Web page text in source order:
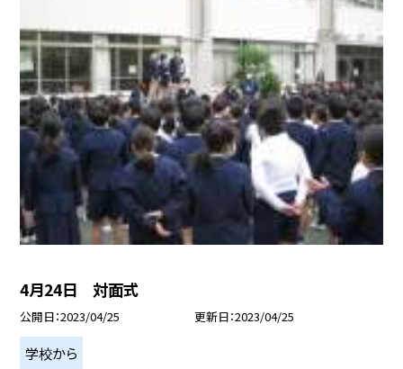
4月24日 対面式
公開日 2023/04/25 更新日 2023/04/25
学校から